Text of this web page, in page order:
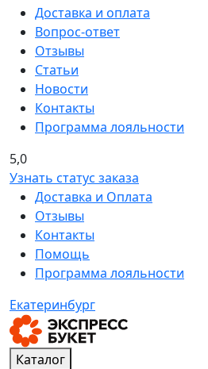
Доставка и оплата
Вопрос-ответ
Отзывы
Статьи
Новости
Контакты
Программа лояльности
5,0
Узнать статус заказа
Доставка и Оплата
Отзывы
Контакты
Помощь
Программа лояльности
Екатеринбург
Каталог